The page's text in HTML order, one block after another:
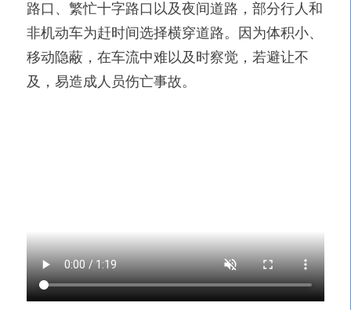
路口、繁忙十字路口以及夜间道路，部分行人和
非机动车为赶时间选择横穿道路。因为体积小、
移动隐蔽，在车流中难以及时察觉，若避让不
及，易造成人员伤亡事故。